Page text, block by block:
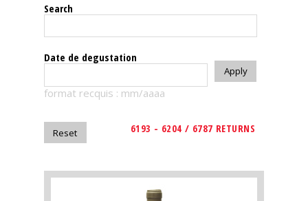
Tasting
reviews
The
magazine
Magazine
Search
Date de degustation
format recquis : mm/aaaa
6193 - 6204 / 6787 RETURNS